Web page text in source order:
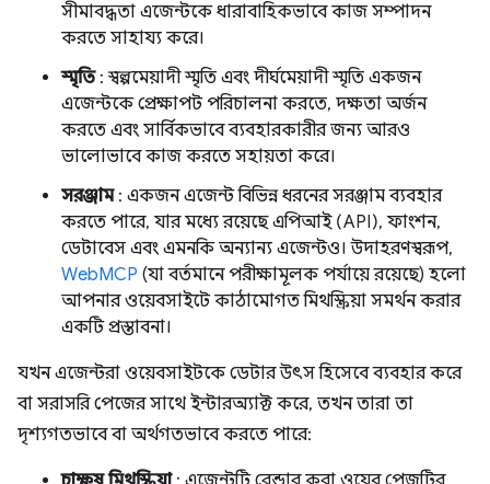
সীমাবদ্ধতা এজেন্টকে ধারাবাহিকভাবে কাজ সম্পাদন
করতে সাহায্য করে।
স্মৃতি: স্বল্পমেয়াদী স্মৃতি এবং দীর্ঘমেয়াদী স্মৃতি একজন
এজেন্টকে প্রেক্ষাপট পরিচালনা করতে, দক্ষতা অর্জন
করতে এবং সার্বিকভাবে ব্যবহারকারীর জন্য আরও
ভালোভাবে কাজ করতে সহায়তা করে।
সরঞ্জাম: একজন এজেন্ট বিভিন্ন ধরনের সরঞ্জাম ব্যবহার
করতে পারে, যার মধ্যে রয়েছে এপিআই (API), ফাংশন,
ডেটাবেস এবং এমনকি অন্যান্য এজেন্টও। উদাহরণস্বরূপ,
WebMCP (যা বর্তমানে পরীক্ষামূলক পর্যায়ে রয়েছে) হলো
আপনার ওয়েবসাইটে কাঠামোগত মিথস্ক্রিয়া সমর্থন করার
একটি প্রস্তাবনা।
যখন এজেন্টরা ওয়েবসাইটকে ডেটার উৎস হিসেবে ব্যবহার করে
বা সরাসরি পেজের সাথে ইন্টারঅ্যাক্ট করে, তখন তারা তা
দৃশ্যগতভাবে বা অর্থগতভাবে করতে পারে: